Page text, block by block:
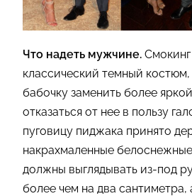
Что надеть мужчине.
классический темный
бабочку заменить более
отказаться от нее в пользу
пуговицу пиджака принято
накрахмаленные
должны выглядывать из-под
более чем на два